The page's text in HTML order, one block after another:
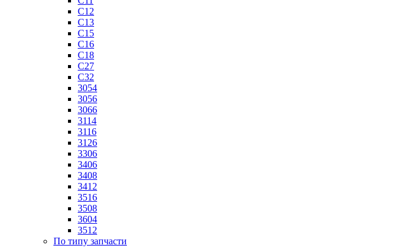
C12
C13
C15
C16
C18
C27
C32
3054
3056
3066
3114
3116
3126
3306
3406
3408
3412
3516
3508
3604
3512
По типу запчасти